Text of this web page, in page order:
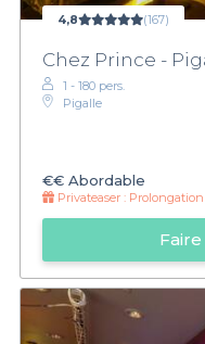
4,8 (167)
Chez Prince -
1 - 180 pers.
Pigalle
€€ Abordable
Privateaser :